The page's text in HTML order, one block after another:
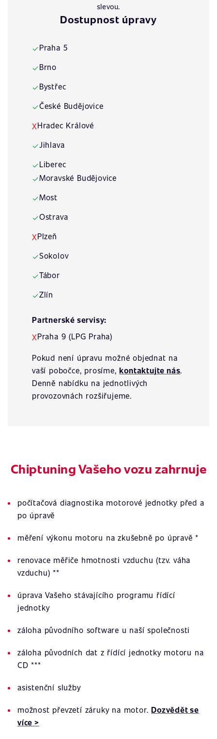
slevou.
Dostupnost úpravy
✓Praha 5
✓Brno
✓Bystřec
✓České Budějovice
XHradec Králové
✓Jihlava
✓Liberec
✓Moravské Budějovice
✓Most
✓Ostrava
XPlzeň
✓Sokolov
✓Tábor
✓Zlín
Partnerské servisy:
XPraha 9 (LPG Praha)
Pokud není úpravu možné objednat na
vaší pobočce, prosíme,kontaktujte nás.
Denně nabídku na jednotlivých
provozovnách rozšiřujeme.
Chiptuning Vašeho vozu zahrnuje
počítačová diagnostika motorové jednotky před a
po úpravě
měření výkonu motoru na zkušebně po úpravě *
renovace měřiče hmotnosti vzduchu (tzv. váha
vzduchu) **
úprava Vašeho stávajícího programu řídící
jednotky
záloha původního software u naší společnosti
záloha původních dat z řídící jednotky motoru na
CD ***
asistenční služby
možnost převzetí záruky na motor.Dozvědět se
více >